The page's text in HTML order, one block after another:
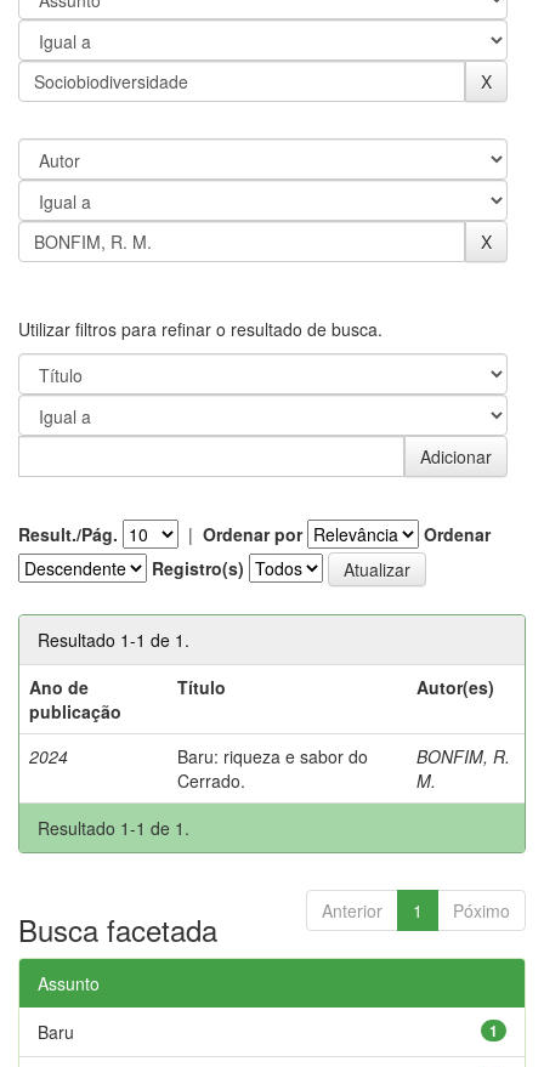
Utilizar filtros para refinar o resultado de busca.
Result./Pág. | Ordenar por
Ordenar
Registro(s)
Resultado 1-1 de 1.
Ano de
publicação
Título Autor(es)
2024
Baru: riqueza e sabor do
Cerrado.
BONFIM, R.
M.
Resultado 1-1 de 1.
Anterior 1 Póximo
Busca facetada
Assunto
1
Baru